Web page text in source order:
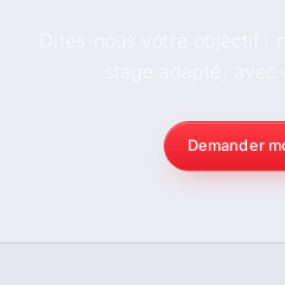
Demander